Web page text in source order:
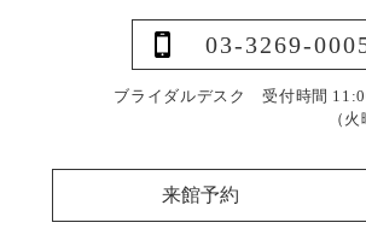
03-3269-
ブライダルデスク 受付時間
（
来館予約